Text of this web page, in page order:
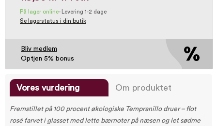
På lager online-
Levering 1-2 dage
Se lagerstatus i din butik
Bliv medlem
Optjen 5% bonus
Vores vurdering Om produktet
Fremstillet på 100 procent økologiske Tempranillo druer – flot
rosé farvet i glasset med lette bærnoter på næsen og let sødme